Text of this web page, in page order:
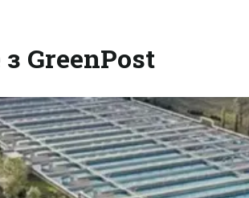
GreenPost